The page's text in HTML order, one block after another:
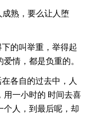
成熟，要么让人堕
的叫举重，举得起
情，都是负重的。
各自的过去中，人
用一小时的 时间去喜
个人，到最后呢，却